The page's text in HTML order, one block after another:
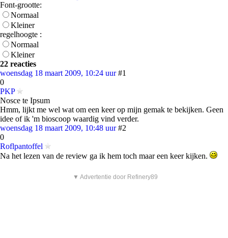
Font-grootte:
Normaal
Kleiner
regelhoogte :
Normaal
Kleiner
22 reacties
woensdag 18 maart 2009, 10:24 uur #1
0
PKP
Nosce te Ipsum
Hmm, lijkt me wel wat om een keer op mijn gemak te bekijken. Geen
idee of ik 'm bioscoop waardig vind verder.
woensdag 18 maart 2009, 10:48 uur #2
0
Roflpantoffel
Na het lezen van de review ga ik hem toch maar een keer kijken.
▼ Advertentie door Refinery89